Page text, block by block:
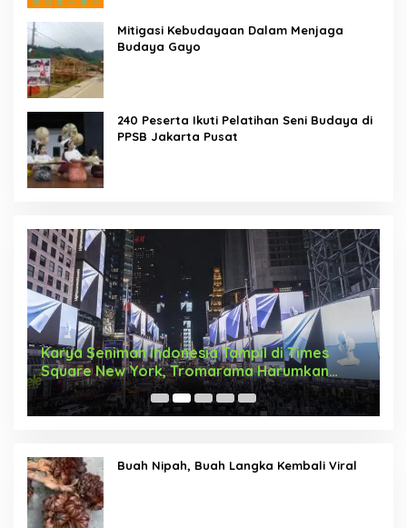
Mitigasi Kebudayaan Dalam Menjaga
Budaya Gayo
240 Peserta Ikuti Pelatihan Seni Budaya di
PPSB Jakarta Pusat
Karya Seniman Indonesia Tampil di Times
Square New York, Tromarama Harumkan
Nama Bangsa
Buah Nipah, Buah Langka Kembali Viral